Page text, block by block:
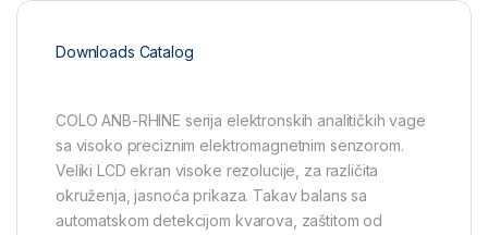
Downloads Catalog
COLO ANB-RHINE serija elektronskih analitičkih vage
sa visoko preciznim elektromagnetnim senzorom.
Veliki LCD ekran visoke rezolucije, za različita
okruženja, jasnoća prikaza. Takav balans sa
automatskom detekcijom kvarova, zaštitom od